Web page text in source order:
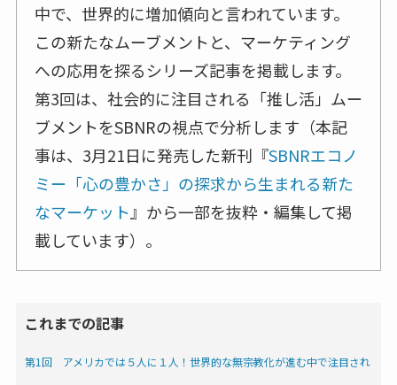
中で、世界的に増加傾向と言われています。
この新たなムーブメントと、マーケティング
への応用を探るシリーズ記事を掲載します。
第3回は、社会的に注目される「推し活」ムー
ブメントをSBNRの視点で分析します（本記
事は、3月21日に発売した新刊『SBNRエコノ
ミー「心の豊かさ」の探求から生まれる新た
なマーケット 』から一部を抜粋・編集して掲
載しています）。
これまでの記事
第1回 アメリカでは５人に１人！世界的な無宗教化が進む中で注目され